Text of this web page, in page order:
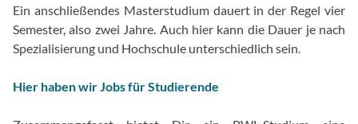
Ein anschließendes Masterstudium dauert in der Regel vier
Semester, also zwei Jahre. Auch hier kann die Dauer je nach
Spezialisierung und Hochschule unterschiedlich sein.
Hier haben wir Jobs für Studierende